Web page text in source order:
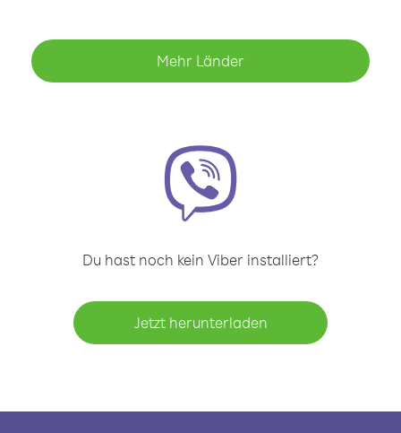
Mehr Länder
Du hast noch kein Viber installiert?
Jetzt herunterladen